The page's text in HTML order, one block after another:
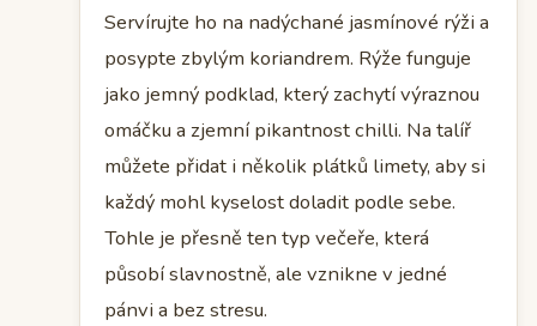
Servírujte ho na nadýchané jasmínové rýži a
posypte zbylým koriandrem. Rýže funguje
jako jemný podklad, který zachytí výraznou
omáčku a zjemní pikantnost chilli. Na talíř
můžete přidat i několik plátků limety, aby si
každý mohl kyselost doladit podle sebe.
Tohle je přesně ten typ večeře, která
působí slavnostně, ale vznikne v jedné
pánvi a bez stresu.